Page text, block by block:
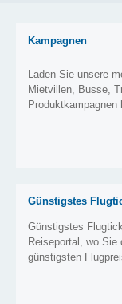
Kampagnen
Laden Sie unsere
Mietvillen, Busse,
Produktkampagnen
Günstigstes
Günstigstes
Reiseportal, wo Sie
günstigsten